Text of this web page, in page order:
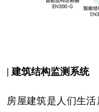
| 建筑结构监测系统
房屋建筑是人们生